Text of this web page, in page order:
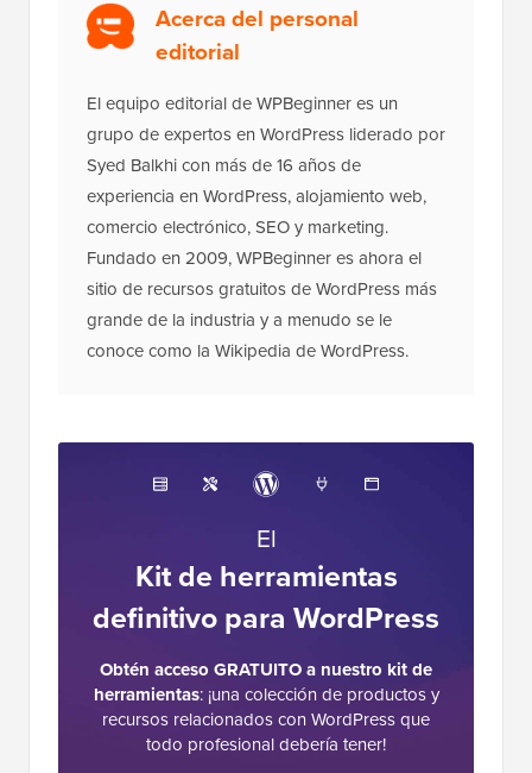
Acerca del personal
editorial
El equipo editorial de WPBeginner es un
grupo de expertos en WordPress liderado por
Syed Balkhi con más de 16 años de
experiencia en WordPress, alojamiento web,
comercio electrónico, SEO y marketing.
Fundado en 2009, WPBeginner es ahora el
sitio de recursos gratuitos de WordPress más
grande de la industria y a menudo se le
conoce como la Wikipedia de WordPress.
El
Kit de herramientas
definitivo para WordPress
Obtén acceso GRATUITO a nuestro kit de
herramientas: ¡una colección de productos y
recursos relacionados con WordPress que
todo profesional debería tener!